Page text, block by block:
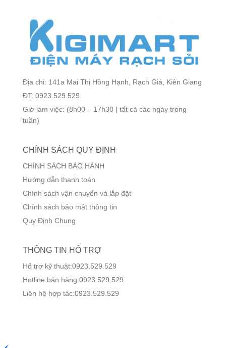
Địa chỉ: 141a Mai Thị Hồng Hạnh, Rạch Giá, Kiên Giang
ĐT: 0923.529.529
Giờ làm việc: (8h00 – 17h30 | tất cả các ngày trong
tuần)
CHÍNH SÁCH QUY ĐỊNH
CHÍNH SÁCH BẢO HÀNH
Hướng dẫn thanh toán
Chính sách vận chuyển và lắp đặt
Chính sách bảo mật thông tin
Quy Định Chung
THÔNG TIN HỖ TRỢ
Hổ trợ kỹ thuật:0923.529.529
Hotline bán hàng:0923.529.529
Liên hệ hợp tác:0923.529.529